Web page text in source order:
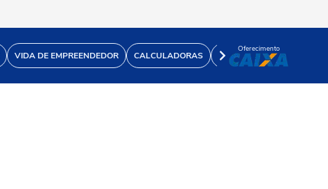
VIDA DE EMPREENDEDOR CALCULADORAS VÍDEOS
Oferecimento